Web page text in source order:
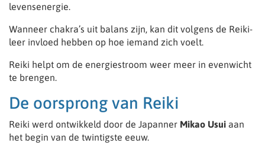
levensenergie.
Wanneer chakra’s uit balans zijn, kan dit volgens de Reiki-
leer invloed hebben op hoe iemand zich voelt.
Reiki helpt om de energiestroom weer meer in evenwicht
te brengen.
De oorsprong van Reiki
Reiki werd ontwikkeld door de Japanner Mikao Usui aan
het begin van de twintigste eeuw.